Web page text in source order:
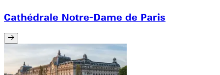
Cathédrale Notre-Dame de Paris